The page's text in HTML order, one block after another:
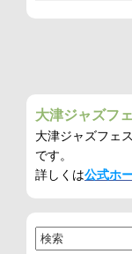
大津ジャズフ
大津ジャズフェ
です。
詳しくは公式ホ